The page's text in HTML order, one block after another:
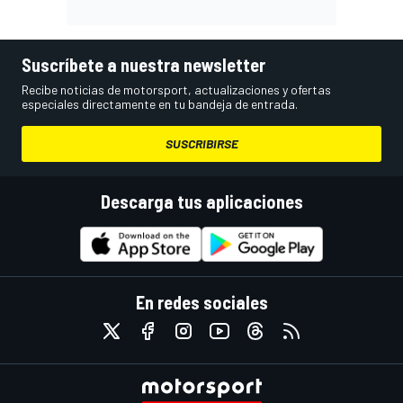
Suscríbete a nuestra newsletter
Recibe noticias de motorsport, actualizaciones y ofertas
especiales directamente en tu bandeja de entrada.
SUSCRIBIRSE
Descarga tus aplicaciones
En redes sociales